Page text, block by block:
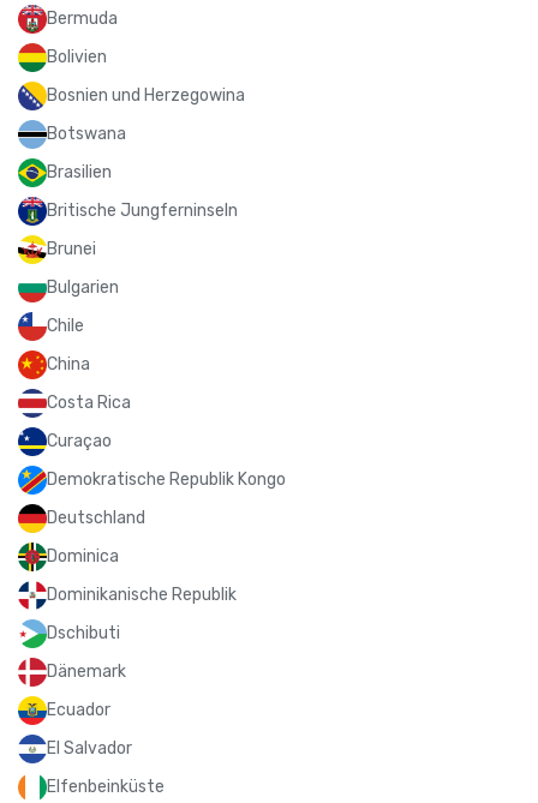
Bermuda
Bolivien
Bosnien und Herzegowina
Botswana
Brasilien
Britische Jungferninseln
Brunei
Bulgarien
Chile
China
Costa Rica
Curaçao
Demokratische Republik Kongo
Deutschland
Dominica
Dominikanische Republik
Dschibuti
Dänemark
Ecuador
El Salvador
Elfenbeinküste